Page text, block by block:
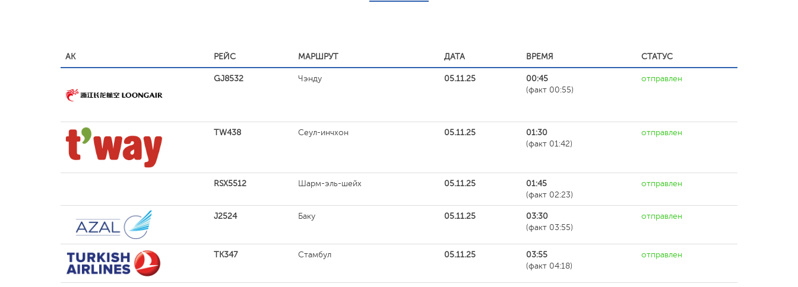
АК РЕЙС МАРШРУТ ДАТА ВРЕМЯ СТАТУС
GJ8532 Чэнду 05.11.25
00:45
(факт 00:55)
отправлен
TW438 Cеул-инчхон 05.11.25
01:30
(факт 01:42)
отправлен
RSX5512 Шарм-эль-шейх 05.11.25
01:45
(факт 02:23)
отправлен
J2524 Баку 05.11.25
03:30
(факт 03:55)
отправлен
TK347 Стамбул 05.11.25
03:55
(факт 04:18)
отправлен